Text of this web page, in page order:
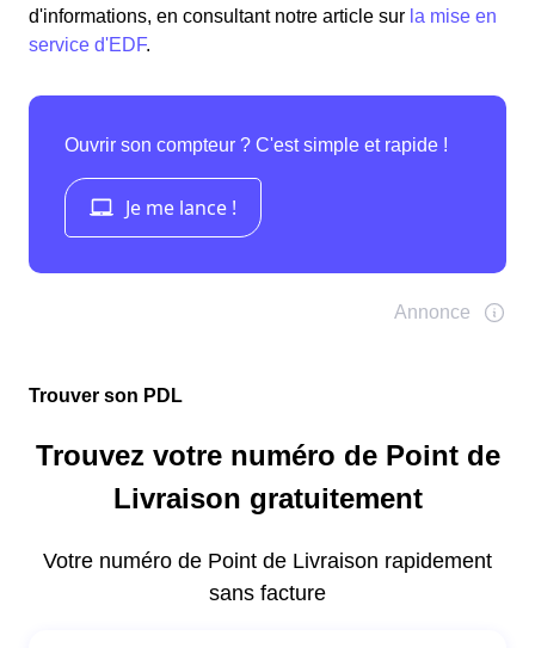
d'informations, en consultant notre article sur la mise en
service d'EDF.
Trouver son PDL